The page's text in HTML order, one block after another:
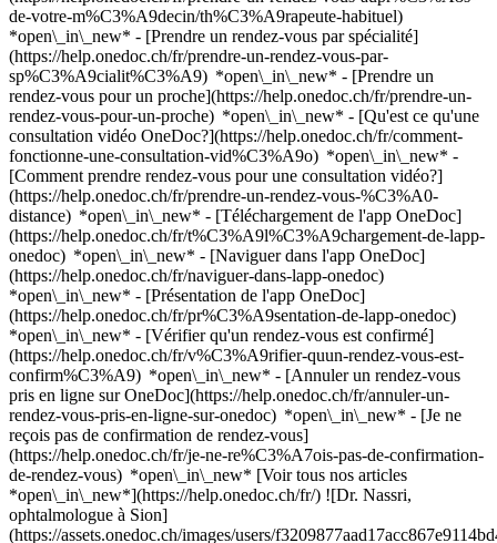
de-votre-m%C3%A9decin/th%C3%A9rapeute-habituel)
*open\_in\_new* - [Prendre un rendez-vous par spécialité]
(https://help.onedoc.ch/fr/prendre-un-rendez-vous-par-
sp%C3%A9cialit%C3%A9) *open\_in\_new* - [Prendre un
rendez-vous pour un proche](https://help.onedoc.ch/fr/prendre-un-
rendez-vous-pour-un-proche) *open\_in\_new* - [Qu'est ce qu'une
consultation vidéo OneDoc?](https://help.onedoc.ch/fr/comment-
fonctionne-une-consultation-vid%C3%A9o) *open\_in\_new* -
[Comment prendre rendez-vous pour une consultation vidéo?]
(https://help.onedoc.ch/fr/prendre-un-rendez-vous-%C3%A0-
distance) *open\_in\_new* - [Téléchargement de l'app OneDoc]
(https://help.onedoc.ch/fr/t%C3%A9l%C3%A9chargement-de-lapp-
onedoc) *open\_in\_new* - [Naviguer dans l'app OneDoc]
(https://help.onedoc.ch/fr/naviguer-dans-lapp-onedoc)
*open\_in\_new* - [Présentation de l'app OneDoc]
(https://help.onedoc.ch/fr/pr%C3%A9sentation-de-lapp-onedoc)
*open\_in\_new* - [Vérifier qu'un rendez-vous est confirmé]
(https://help.onedoc.ch/fr/v%C3%A9rifier-quun-rendez-vous-est-
confirm%C3%A9) *open\_in\_new* - [Annuler un rendez-vous
pris en ligne sur OneDoc](https://help.onedoc.ch/fr/annuler-un-
rendez-vous-pris-en-ligne-sur-onedoc) *open\_in\_new* - [Je ne
reçois pas de confirmation de rendez-vous]
(https://help.onedoc.ch/fr/je-ne-re%C3%A7ois-pas-de-confirmation-
de-rendez-vous) *open\_in\_new* [Voir tous nos articles
*open\_in\_new*](https://help.onedoc.ch/fr/) ![Dr. Nassri,
ophtalmologue à Sion]
(https://assets.onedoc.ch/images/users/